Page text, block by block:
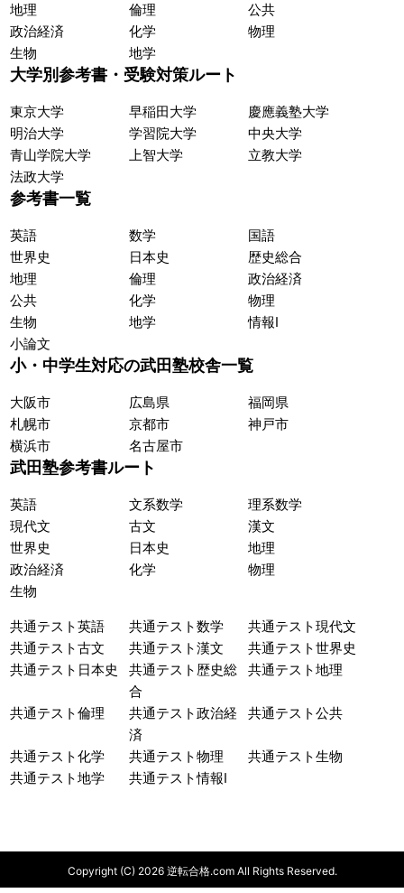
地理
倫理
公共
政治経済
化学
物理
生物
地学
大学別参考書・受験対策ルート
東京大学 早稲田大学
慶應義塾大学
明治大学
学習院大学
中央大学
青山学院大学
上智大学
立教大学
法政大学
参考書一覧
英語 数学
国語
世界史
日本史
歴史総合
地理
倫理
政治経済
公共
化学
物理
生物
地学
情報Ⅰ
小論文
小・中学生対応の武田塾校舎一覧
大阪市 広島県
福岡県
札幌市
京都市
神戸市
横浜市
名古屋市
武田塾参考書ルート
英語 文系数学
理系数学
現代文
古文
漢文
世界史
日本史
地理
政治経済
化学
物理
生物
共通テスト英語 共通テスト数学
共通テスト現代文
共通テスト古文
共通テスト漢文
共通テスト世界史
共通テスト日本史
共通テスト歴史総
合
共通テスト地理
共通テスト倫理
共通テスト政治経
済
共通テスト公共
共通テスト化学 共通テスト物理
共通テスト生物
共通テスト地学
共通テスト情報I
Copyright (C) 2026 逆転合格.com All Rights Reserved.